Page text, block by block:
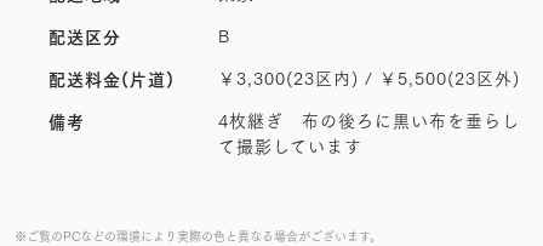
※ご覧のPCなどの環境により実際の色と異なる場合がございます。
配送区分 B
配送料金(片道) ￥3,300(23区内) / ￥5,500(23区外)
備考
4枚継ぎ 布の後ろに黒い布を垂らし
て撮影しています